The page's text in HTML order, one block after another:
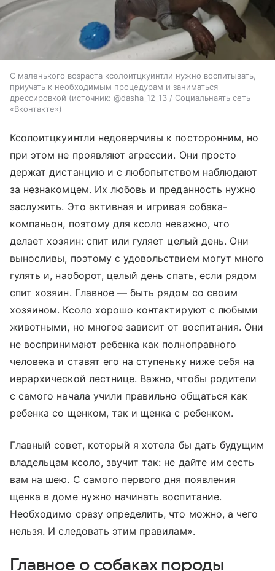
С маленького возраста ксолоитцкуинтли нужно воспитывать,
приучать к необходимым процедурам и заниматься
дрессировкой
источник: @dasha_12_13 / Социальнаять сеть
«Вконтакте»
Ксолоитцкуинтли недоверчивы к посторонним, но
при этом не проявляют агрессии. Они просто
держат дистанцию и с любопытством наблюдают
за незнакомцем. Их любовь и преданность нужно
заслужить. Это активная и игривая собака-
компаньон, поэтому для ксоло неважно, что
делает хозяин: спит или гуляет целый день. Они
выносливы, поэтому с удовольствием могут много
гулять и, наоборот, целый день спать, если рядом
спит хозяин. Главное — быть рядом со своим
хозяином. Ксоло хорошо контактируют с любыми
животными, но многое зависит от воспитания. Они
не воспринимают ребенка как полноправного
человека и ставят его на ступеньку ниже себя на
иерархической лестнице. Важно, чтобы родители
с самого начала учили правильно общаться как
ребенка со щенком, так и щенка с ребенком.
Главный совет, который я хотела бы дать будущим
владельцам ксоло, звучит так: не дайте им сесть
вам на шею. С самого первого дня появления
щенка в доме нужно начинать воспитание.
Необходимо сразу определить, что можно, а чего
нельзя. И следовать этим правилам».
Главное о собаках породы